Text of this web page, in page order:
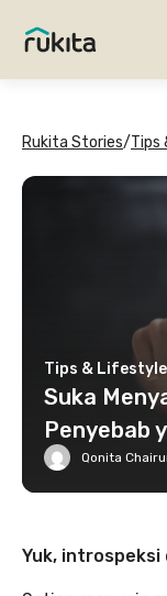
Rukita Stories/Tips
Tips & Lifestyle
Suka
Penyebab
Qonita
Yuk, introspeksi